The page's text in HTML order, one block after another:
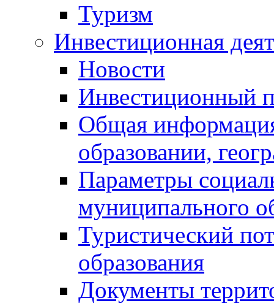
Туризм
Инвестиционная
Новости
Инвестиционный
Общая
образовании,
Параметры
муниципального
Туристический
образования
Документы